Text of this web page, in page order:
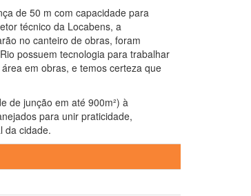
de 50 m com capacidade para
técnico da Locabens, a
no canteiro de obras, foram
possuem tecnologia para trabalhar
em obras, e temos certeza que
de junção em até 900m²) à
para unir praticidade,
da cidade.